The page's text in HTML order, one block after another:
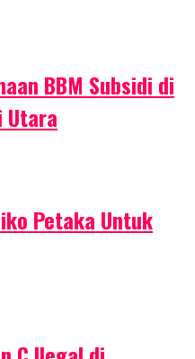
BBM Subsidi di
Utara
Petaka Untuk